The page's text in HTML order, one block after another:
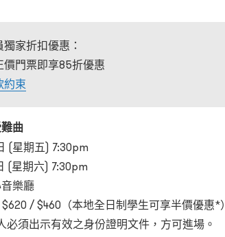
家折扣優惠：
價門票即享85折優惠
約束
曲
(星期五) 7:30pm
(星期六) 7:30pm
樂廳
/ $460（本地全日制學生可享半價優惠*）
必須出示有效之身份證明文件，方可進場。